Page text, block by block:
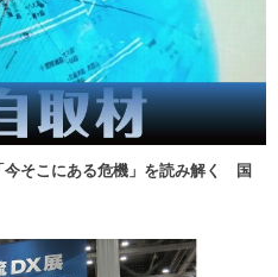
今そこにある危機」を読み解く 国